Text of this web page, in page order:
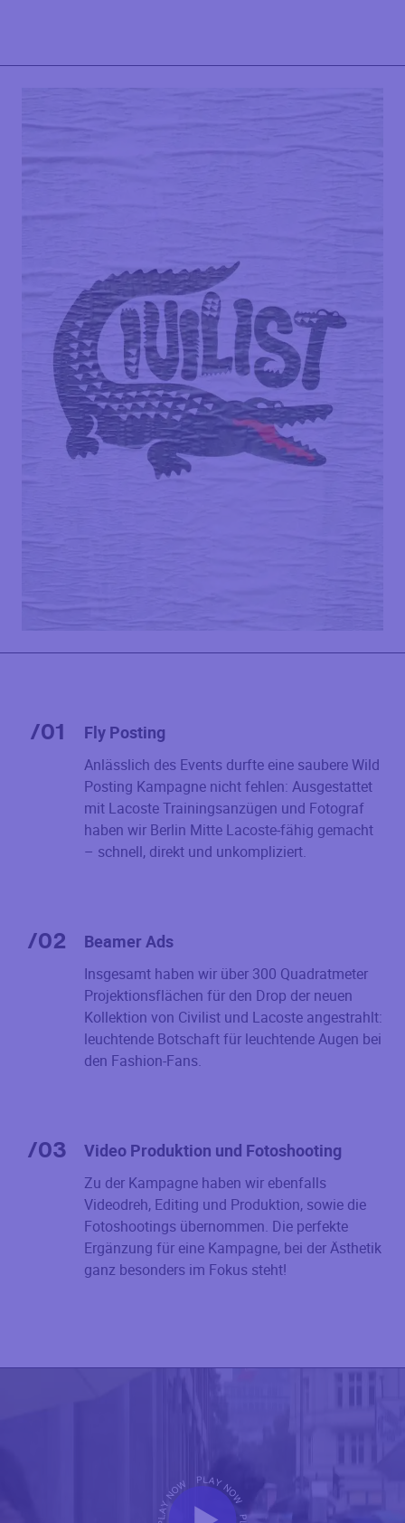
/01 Fly Posting
Anlässlich des Events durfte eine saubere Wild
Posting Kampagne nicht fehlen: Ausgestattet
mit Lacoste Trainingsanzügen und Fotograf
haben wir Berlin Mitte Lacoste-fähig gemacht
– schnell, direkt und unkompliziert.
/02 Beamer Ads
Insgesamt haben wir über 300 Quadratmeter
Projektionsflächen für den Drop der neuen
Kollektion von Civilist und Lacoste angestrahlt:
leuchtende Botschaft für leuchtende Augen bei
den Fashion-Fans.
/03 Video Produktion und Fotoshooting
Zu der Kampagne haben wir ebenfalls
Videodreh, Editing und Produktion, sowie die
Fotoshootings übernommen. Die perfekte
Ergänzung für eine Kampagne, bei der Ästhetik
ganz besonders im Fokus steht!